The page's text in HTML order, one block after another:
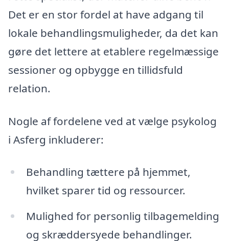
Det er en stor fordel at have adgang til
lokale behandlingsmuligheder, da det kan
gøre det lettere at etablere regelmæssige
sessioner og opbygge en tillidsfuld
relation.
Nogle af fordelene ved at vælge psykolog
i Asferg inkluderer:
Behandling tættere på hjemmet,
hvilket sparer tid og ressourcer.
Mulighed for personlig tilbagemelding
og skræddersyede behandlinger.